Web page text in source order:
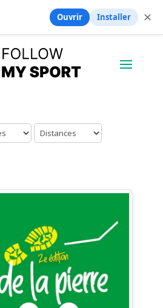
Ouvrir Installer ✕